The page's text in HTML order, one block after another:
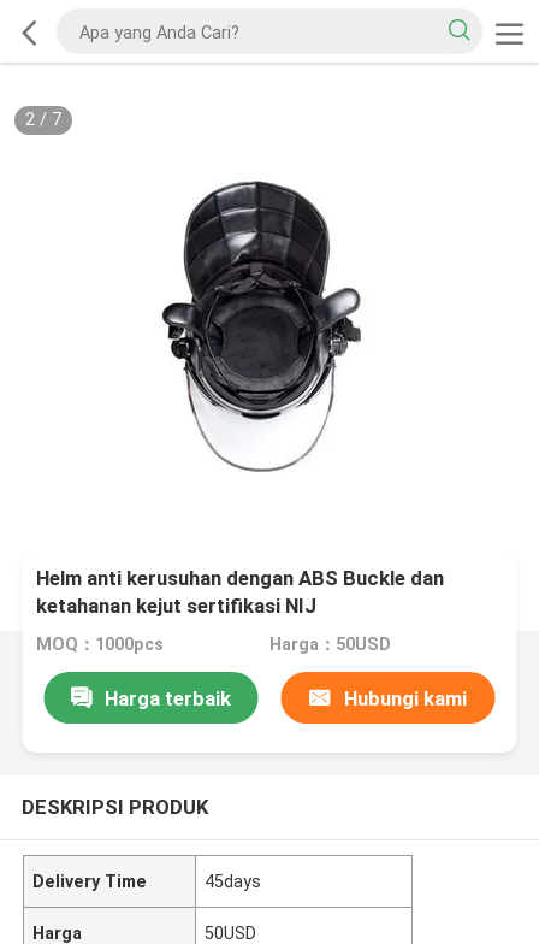
2/ 7
Helm anti kerusuhan dengan ABS Buckle dan
ketahanan kejut sertifikasi NIJ
MOQ：1000pcs Harga：50USD
Harga terbaik Hubungi kami
DESKRIPSI PRODUK
Delivery Time 45days
Harga 50USD